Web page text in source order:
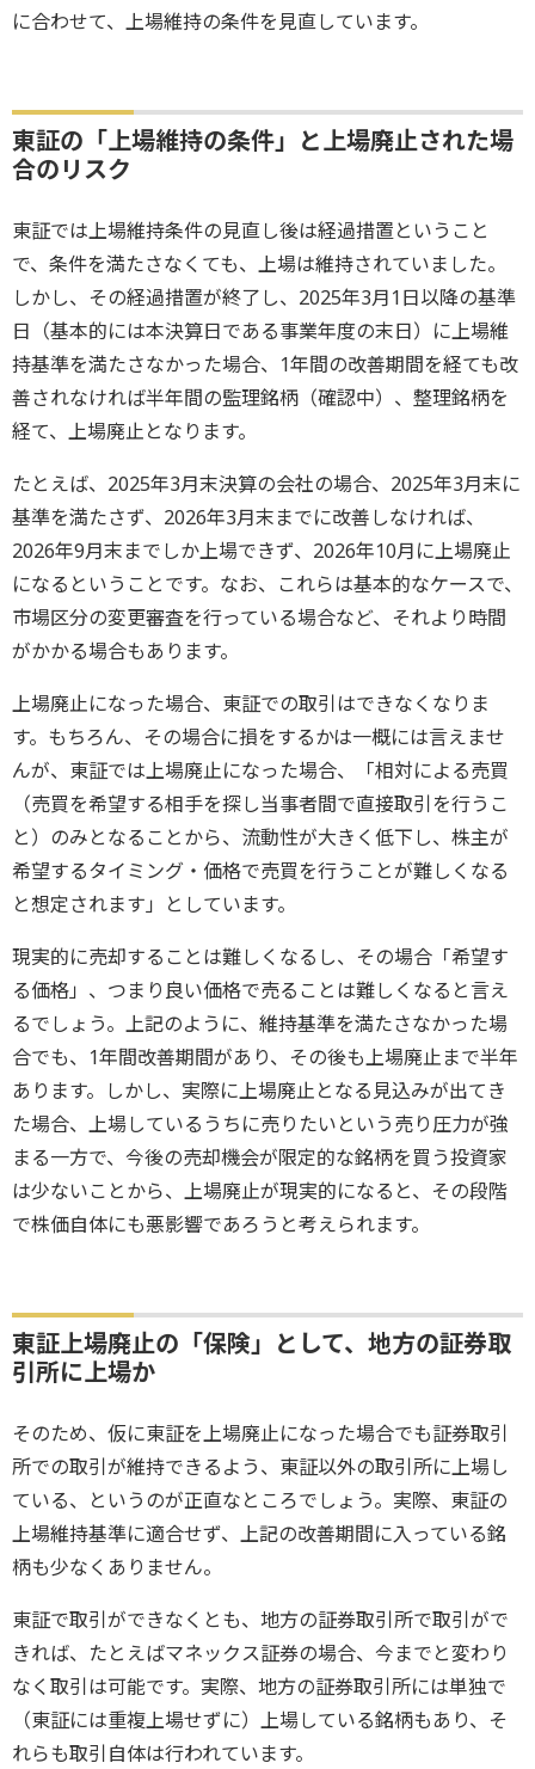
に合わせて、上場維持の条件を見直しています。
東証の「上場維持の条件」と上場廃止された場
合のリスク
東証では上場維持条件の見直し後は経過措置ということ
で、条件を満たさなくても、上場は維持されていました。
しかし、その経過措置が終了し、2025年3月1日以降の基準
日（基本的には本決算日である事業年度の末日）に上場維
持基準を満たさなかった場合、1年間の改善期間を経ても改
善されなければ半年間の監理銘柄（確認中）、整理銘柄を
経て、上場廃止となります。
たとえば、2025年3月末決算の会社の場合、2025年3月末に
基準を満たさず、2026年3月末までに改善しなければ、
2026年9月末までしか上場できず、2026年10月に上場廃止
になるということです。なお、これらは基本的なケースで、
市場区分の変更審査を行っている場合など、それより時間
がかかる場合もあります。
上場廃止になった場合、東証での取引はできなくなりま
す。もちろん、その場合に損をするかは一概には言えませ
んが、東証では上場廃止になった場合、「相対による売買
（売買を希望する相手を探し当事者間で直接取引を行うこ
と）のみとなることから、流動性が大きく低下し、株主が
希望するタイミング・価格で売買を行うことが難しくなる
と想定されます」としています。
現実的に売却することは難しくなるし、その場合「希望す
る価格」、つまり良い価格で売ることは難しくなると言え
るでしょう。上記のように、維持基準を満たさなかった場
合でも、1年間改善期間があり、その後も上場廃止まで半年
あります。しかし、実際に上場廃止となる見込みが出てき
た場合、上場しているうちに売りたいという売り圧力が強
まる一方で、今後の売却機会が限定的な銘柄を買う投資家
は少ないことから、上場廃止が現実的になると、その段階
で株価自体にも悪影響であろうと考えられます。
東証上場廃止の「保険」として、地方の証券取
引所に上場か
そのため、仮に東証を上場廃止になった場合でも証券取引
所での取引が維持できるよう、東証以外の取引所に上場し
ている、というのが正直なところでしょう。実際、東証の
上場維持基準に適合せず、上記の改善期間に入っている銘
柄も少なくありません。
東証で取引ができなくとも、地方の証券取引所で取引がで
きれば、たとえばマネックス証券の場合、今までと変わり
なく取引は可能です。実際、地方の証券取引所には単独で
（東証には重複上場せずに）上場している銘柄もあり、そ
れらも取引自体は行われています。